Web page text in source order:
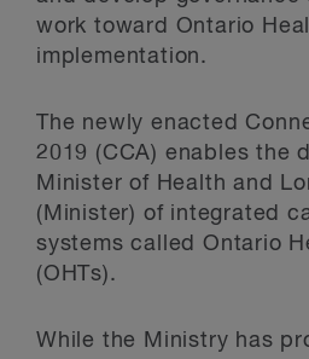
work toward Ontario
implementation.
The newly enacted
2019 (CCA) enables the
Minister of Health and
(Minister) of integrated
systems called Ontario
(OHTs).
While the Ministry has